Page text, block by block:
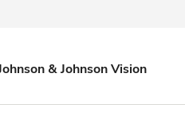
& Johnson Vision